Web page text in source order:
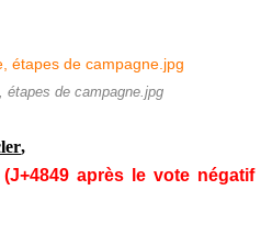
étapes de campagne.jpg
,
(J+4849 après le vote négatif